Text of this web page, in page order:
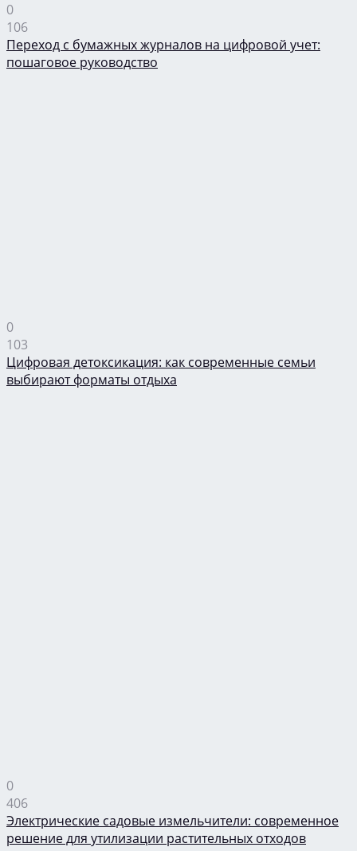
0
106
Переход с бумажных журналов на цифровой учет:
пошаговое руководство
0
103
Цифровая детоксикация: как современные семьи
выбирают форматы отдыха
0
406
Электрические садовые измельчители: современное
решение для утилизации растительных отходов